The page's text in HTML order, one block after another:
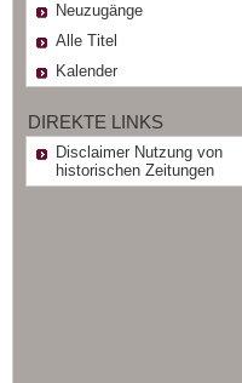
Neuzugänge
Alle Titel
Kalender
DIREKTE LINKS
Disclaimer Nutzung von
historischen Zeitungen